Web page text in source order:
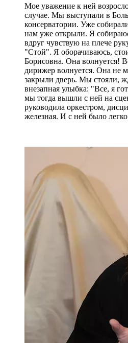
Мое уважение к ней
случае. Мы выступали в
консерватории. Уже
нам уже открыли. Я
вдруг чувствую на плече
"Стой". Я оборачиваюсь,
Борисовна. Она волнуется!
дирижер волнуется. Она не
закрыли дверь. Мы стояли,
внезапная улыбка: "Все, я
мы тогда вышли с ней на
руководила оркестром,
железная. И с ней было легко